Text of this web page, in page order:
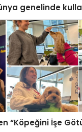
genelinde
“Köpeğini İşe